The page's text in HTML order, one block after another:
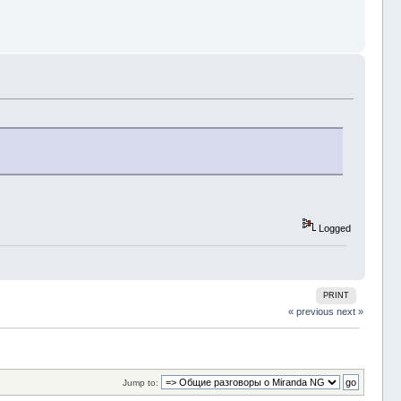
Logged
PRINT
« previous next »
Jump to: